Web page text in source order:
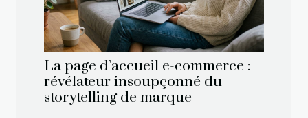
La page d’accueil e-commerce :
révélateur insoupçonné du
storytelling de marque